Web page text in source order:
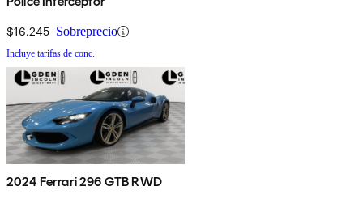
$16,245 Sobreprecio
Incluye tarifas de conc.
2024 Ferrari 296 GTB RWD